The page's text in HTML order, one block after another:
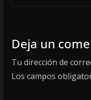
Deja un
Tu dirección de
Los campos